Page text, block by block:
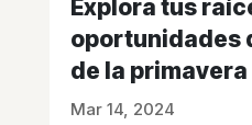
Explora tus
oportunidades
de la
Mar 14, 2024